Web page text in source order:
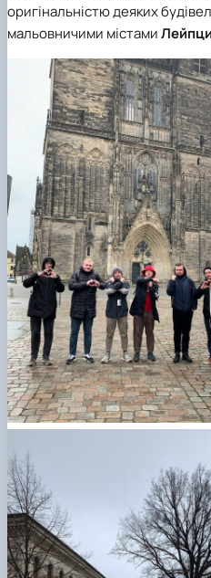
оригінальністю деяких
мальовничими містами